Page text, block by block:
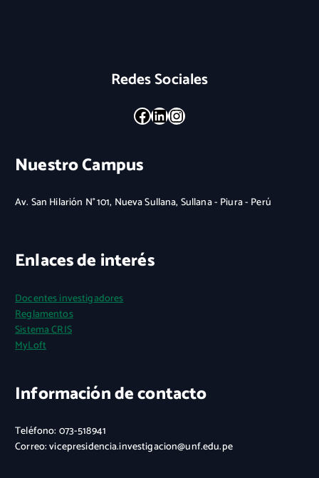
Redes Sociales
Facebook LinkedIn Instagram
Nuestro Campus
Av. San Hilarión N° 101, Nueva Sullana, Sullana - Piura - Perú
Enlaces de interés
Docentes investigadores
Reglamentos
Sistema CRIS
MyLoft
Información de contacto
Teléfono: 073-518941
Correo: vicepresidencia.investigacion@unf.edu.pe